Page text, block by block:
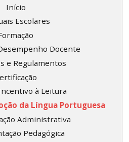
Início
Escolares
Docente
e Regulamentos
à Leitura
da Língua Portuguesa
Administrativa
Pedagógica